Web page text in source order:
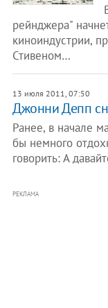
рейнджера"
киноиндустрии,
Стивеном…
13 июля 2011, 07:50
Джонни Депп
Ранее, в начале
бы немного
говорить: А
РЕКЛАМА